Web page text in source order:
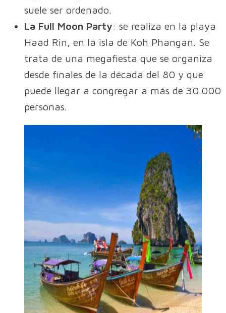
suele ser ordenado.
La Full Moon Party: se realiza en la playa
Haad Rin, en la isla de Koh Phangan. Se
trata de una megafiesta que se organiza
desde finales de la década del 80 y que
puede llegar a congregar a más de 30.000
personas.